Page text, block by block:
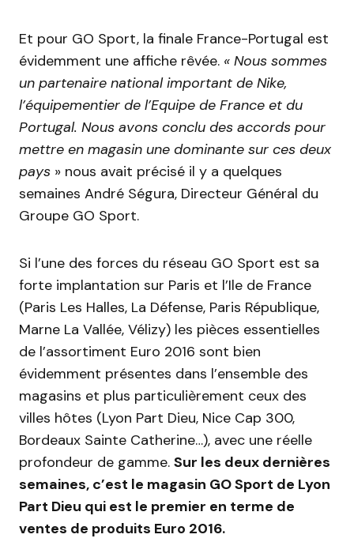
Et pour GO Sport, la finale France-Portugal est
évidemment une affiche rêvée. « Nous sommes
un partenaire national important de Nike,
l’équipementier de l’Equipe de France et du
Portugal. Nous avons conclu des accords pour
mettre en magasin une dominante sur ces deux
pays » nous avait précisé il y a quelques
semaines André Ségura, Directeur Général du
Groupe GO Sport.
Si l’une des forces du réseau GO Sport est sa
forte implantation sur Paris et l’Ile de France
(Paris Les Halles, La Défense, Paris République,
Marne La Vallée, Vélizy) les pièces essentielles
de l’assortiment Euro 2016 sont bien
évidemment présentes dans l’ensemble des
magasins et plus particulièrement ceux des
villes hôtes (Lyon Part Dieu, Nice Cap 300,
Bordeaux Sainte Catherine…), avec une réelle
profondeur de gamme. Sur les deux dernières
semaines, c’est le magasin GO Sport de Lyon
Part Dieu qui est le premier en terme de
ventes de produits Euro 2016.